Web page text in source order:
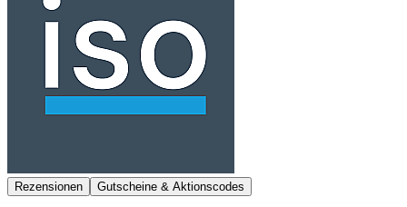
Rezensionen Gutscheine & Aktionscodes